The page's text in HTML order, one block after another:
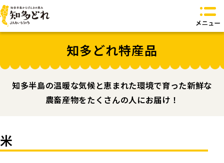
知多どれとは？
知多どれ特産品
知多どれ食卓
お問い合わせ
トップページへ
知多どれ特産品
知多半島の温暖な気候と恵まれた環境で育った新鮮な
農畜産物をたくさんの人にお届け！
米